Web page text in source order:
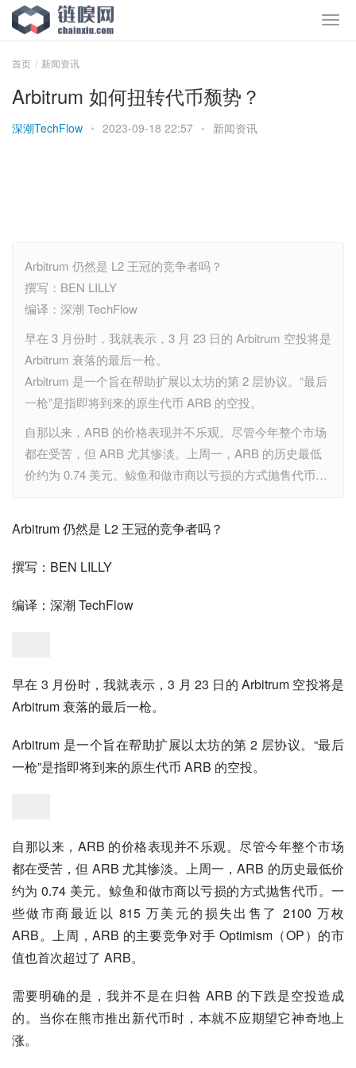
首页 新闻资讯
Arbitrum 如何扭转代币颓势？
深潮TechFlow • 2023-09-18 22:57 • 新闻资讯
Arbitrum 仍然是 L2 王冠的竞争者吗？
撰写：BEN LILLY
编译：深潮 TechFlow
早在 3 月份时，我就表示，3 月 23 日的 Arbitrum 空投将是
Arbitrum 衰落的最后一枪。
Arbitrum 是一个旨在帮助扩展以太坊的第 2 层协议。“最后
一枪”是指即将到来的原生代币 ARB 的空投。
自那以来，ARB 的价格表现并不乐观。尽管今年整个市场
都在受苦，但 ARB 尤其惨淡。上周一，ARB 的历史最低
价约为 0.74 美元。鲸鱼和做市商以亏损的方式抛售代币…
Arbitrum 仍然是 L2 王冠的竞争者吗？
撰写：BEN LILLY
编译：深潮 TechFlow
早在 3 月份时，我就表示，3 月 23 日的 Arbitrum 空投将是
Arbitrum 衰落的最后一枪。
Arbitrum 是一个旨在帮助扩展以太坊的第 2 层协议。“最后
一枪”是指即将到来的原生代币 ARB 的空投。
自那以来，ARB 的价格表现并不乐观。尽管今年整个市场
都在受苦，但 ARB 尤其惨淡。上周一，ARB 的历史最低价
约为 0.74 美元。鲸鱼和做市商以亏损的方式抛售代币。一
些做市商最近以 815 万美元的损失出售了 2100 万枚
ARB。上周，ARB 的主要竞争对手 Optimism（OP）的市
值也首次超过了 ARB。
需要明确的是，我并不是在归咎 ARB 的下跌是空投造成
的。当你在熊市推出新代币时，本就不应期望它神奇地上
涨。